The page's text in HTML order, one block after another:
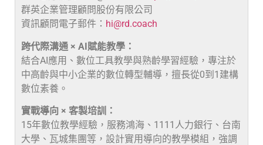
群英企業管理顧問股份有限公司
資訊顧問電子郵件： hi@rd.coach
跨代際溝通 × AI賦能教學：
結合AI應用、數位工具教學與熟齡學習經驗，專注於
中高齡與中小企業的數位轉型輔導，擅長從0到1建構
數位素養。
實戰導向 × 客製培訓：
15年數位教學經驗，服務鴻海、1111人力銀行、台南
大學、瓦城集團等，設計實用導向的教學模組，強調